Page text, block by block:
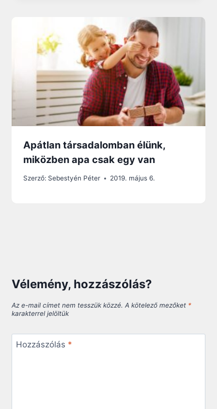
Apátlan társadalomban élünk,
miközben apa csak egy van
Szerző: Sebestyén Péter 2019. május 6.
Vélemény, hozzászólás?
Az e-mail címet nem tesszük közzé. A kötelező mezőket *
karakterrel jelöltük
Hozzászólás *